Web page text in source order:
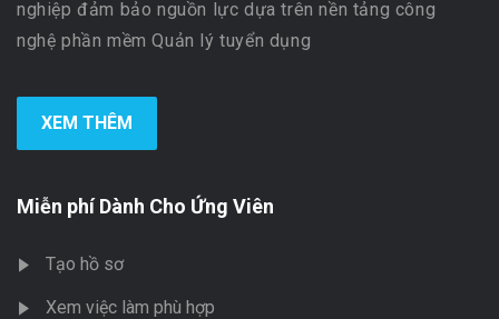
nghiệp đảm bảo nguồn lực dựa trên nền tảng công
nghệ phần mềm Quản lý tuyển dụng
XEM THÊM
Miễn phí Dành Cho Ứng Viên
Tạo hồ sơ
Xem việc làm phù hợp